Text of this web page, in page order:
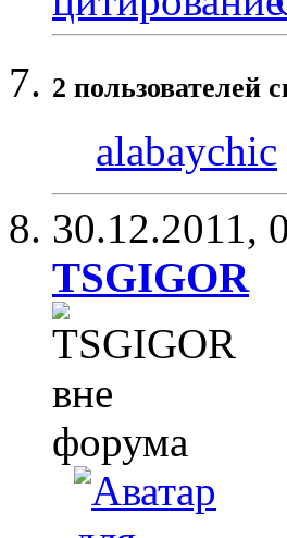
2 пользователей
alabaychic
30.12.2011,
TSGIGOR